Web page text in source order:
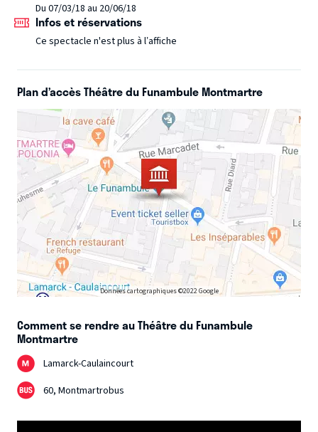
Katchinas et bien d'autres...Les enfants encouragent nos
héros, dansent et chantent avec eux...
Du 07/03/18 au 20/06/18
Infos et réservations
Ce spectacle n'est plus à l’affiche
Plan d’accès Théâtre du Funambule Montmartre
Données cartographiques ©2022 Google
Comment se rendre au Théâtre du Funambule
Montmartre
Lamarck-Caulaincourt
60, Montmartrobus